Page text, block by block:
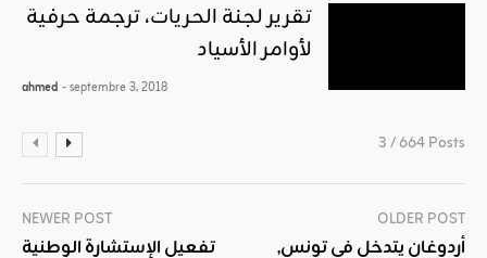
تقرير لجنة الحريات، ترجمة حرفية
لأوامر الأسياد
ahmed - septembre 3, 2018
3 / 664 Posts
NEWER POST
تفعيل الإستشارة الوطنية
OLDER POST
أردوغان يتدخل في تونس,